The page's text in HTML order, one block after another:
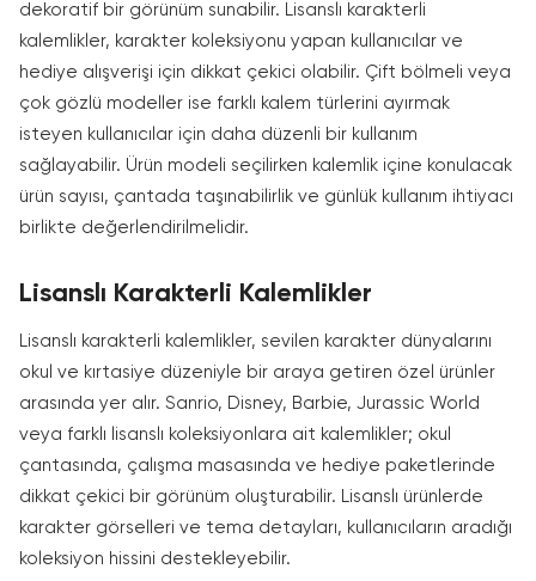
dekoratif bir görünüm sunabilir. Lisanslı karakterli
kalemlikler, karakter koleksiyonu yapan kullanıcılar ve
hediye alışverişi için dikkat çekici olabilir. Çift bölmeli veya
çok gözlü modeller ise farklı kalem türlerini ayırmak
isteyen kullanıcılar için daha düzenli bir kullanım
sağlayabilir. Ürün modeli seçilirken kalemlik içine konulacak
ürün sayısı, çantada taşınabilirlik ve günlük kullanım ihtiyacı
birlikte değerlendirilmelidir.
Lisanslı Karakterli Kalemlikler
Lisanslı karakterli kalemlikler, sevilen karakter dünyalarını
okul ve kırtasiye düzeniyle bir araya getiren özel ürünler
arasında yer alır. Sanrio, Disney, Barbie, Jurassic World
veya farklı lisanslı koleksiyonlara ait kalemlikler; okul
çantasında, çalışma masasında ve hediye paketlerinde
dikkat çekici bir görünüm oluşturabilir. Lisanslı ürünlerde
karakter görselleri ve tema detayları, kullanıcıların aradığı
koleksiyon hissini destekleyebilir.